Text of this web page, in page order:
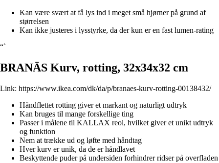
Kan være svært at få lys ind i meget små hjørner på grund af
størrelsen
Kan ikke justeres i lysstyrke, da der kun er en fast lumen-rating
“`
BRANÄS Kurv, rotting, 32x34x32 cm
Link: https://www.ikea.com/dk/da/p/branaes-kurv-rotting-00138432/
Håndflettet rotting giver et markant og naturligt udtryk
Kan bruges til mange forskellige ting
Passer i målene til KALLAX reol, hvilket giver et unikt udtryk
og funktion
Nem at trække ud og løfte med håndtag
Hver kurv er unik, da de er håndlavet
Beskyttende puder på undersiden forhindrer ridser på overfladen